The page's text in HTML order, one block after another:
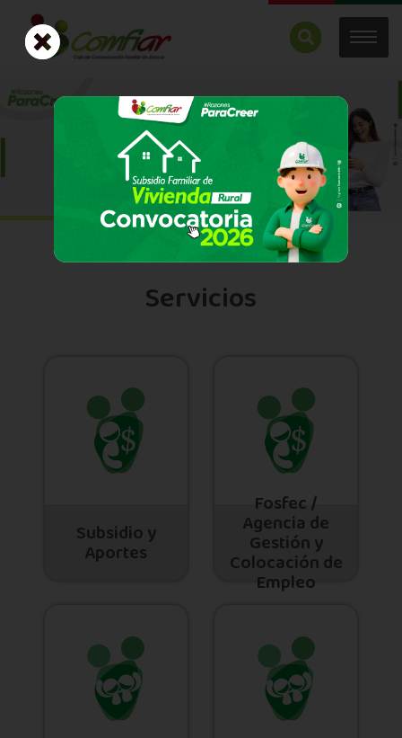
Servicios
Subsidio y
Aportes
Fosfec /
Agencia de
Gestión y
Colocación de
Empleo